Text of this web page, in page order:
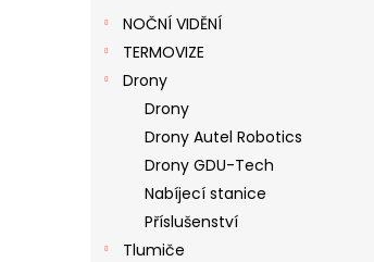
NOČNÍ VIDĚNÍ
TERMOVIZE
Drony
Drony
Drony Autel Robotics
Drony GDU-Tech
Nabíjecí stanice
Příslušenství
Tlumiče